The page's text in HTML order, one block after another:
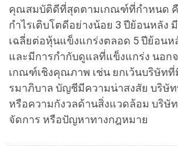
คุณสมบัติดีที่สุดตามเกณฑ์ที่กำหนด คื
กำไรเติบโตดีอย่างน้อย 3 ปีย้อนหลัง
เฉลี่ยต่อหุ้นแข็งแกร่งตลอด 5 ปีย้อนห
และมีการกำกับดูแลที่แข็งแกร่ง นอก
เกณฑ์เชิงคุณภาพ เช่น ยกเว้นบริษัท
รมาภิบาล บัญชีมีความน่าสงสัย บริษั
หรือความกังวลด้านสิ่งแวดล้อม บริษั
จัดการ หรือปัญหาทางกฎหมาย